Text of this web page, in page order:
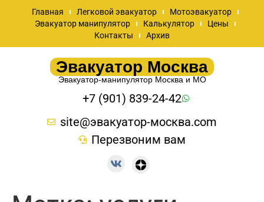
Главная Легковой эвакуатор
Мотоэвакуатор
Эвакуатор манипулятор
Калькулятор
Цены
Контакты
Архив
Эвакуатор Москва
Эвакуатор-манипулятор Москва и МО
+7 (901) 839-24-42
site@эвакуатор-москва.com
Перезвоним вам